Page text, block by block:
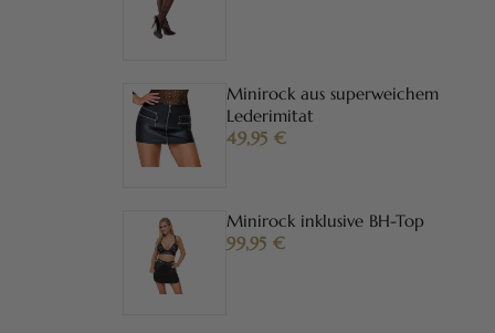
Minirock aus superweichem
Lederimitat
49,95€
Minirock inklusive BH-Top
99,95€